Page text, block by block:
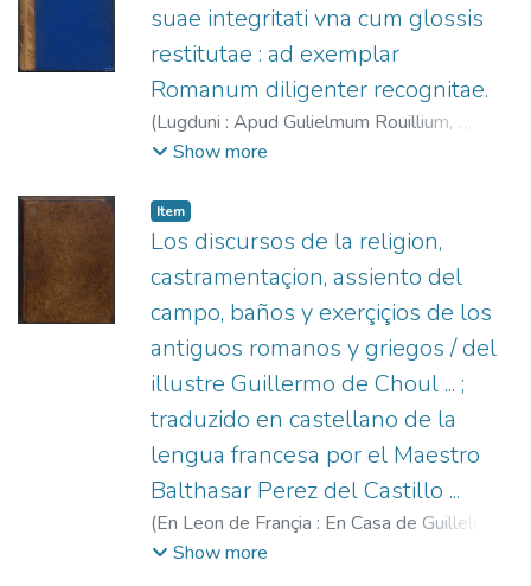
suae integritati vna cum glossis
restitutae : ad exemplar
Romanum diligenter recognitae.
(Lugduni : Apud Gulielmum Rouillium, ...,
1584)Iglesia Católica. Papa (1227-1241:
-1589.
Show more
Item
Los discursos de la religion,
castramentaçion, assiento del
campo, baños y exerçiçios de los
antiguos romanos y griegos / del
illustre Guillermo de Choul ... ;
traduzido en castellano de la
lengua francesa por el Maestro
Balthasar Perez del Castillo ...
(En Leon de Françia : En Casa de Guillelmo
Rouillio,1579
Show more